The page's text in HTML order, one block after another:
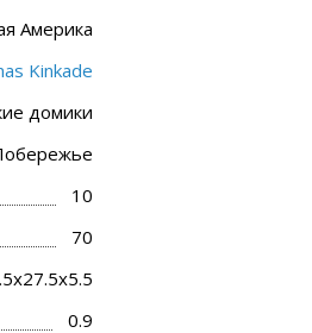
Америка
Kinkade
домики
10
70
0.9